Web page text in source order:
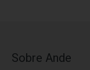
Sobre Ande